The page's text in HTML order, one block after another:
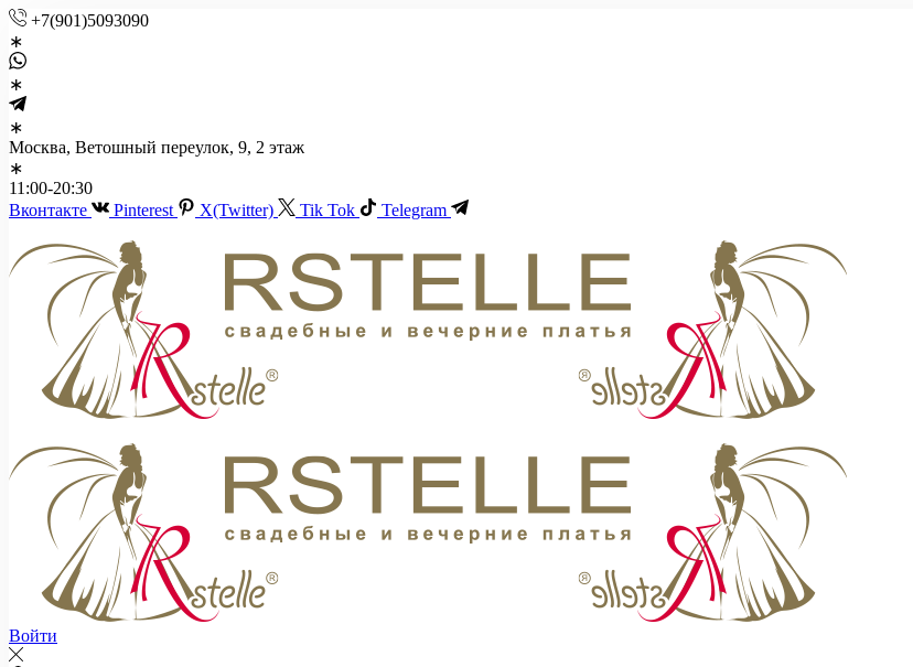
+7(901)5093090
Москва, Ветошный переулок, 9, 2 этаж
11:00-20:30
Вконтакте
Pinterest X(Twitter) Tik Tok Telegram
Войти